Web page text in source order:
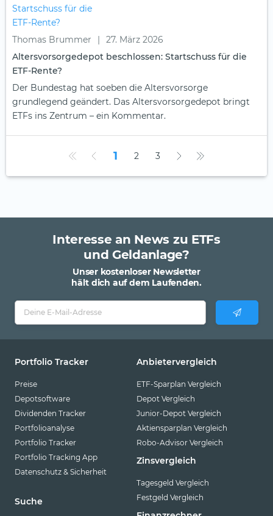
Thomas Brummer |
27. März 2026
Altersvorsorgedepot beschlossen: Startschuss für die
ETF-Rente?
Der Bundestag hat soeben die Altersvorsorge
grundlegend geändert. Das Altersvorsorgedepot bringt
ETFs ins Zentrum – ein Kommentar.
1 2 3
Interesse an News zu ETFs
und Geldanlage?
Unser kostenloser Newsletter
hält dich auf dem Laufenden.
Portfolio Tracker
Preise
Depotsoftware
Dividenden Tracker
Portfolioanalyse
Portfolio Tracker
Portfolio Tracking App
Datenschutz & Sicherheit
Suche
Anbietervergleich
ETF-Sparplan Vergleich
Depot Vergleich
Junior-Depot Vergleich
Aktiensparplan Vergleich
Robo-Advisor Vergleich
Zinsvergleich
Tagesgeld Vergleich
Festgeld Vergleich